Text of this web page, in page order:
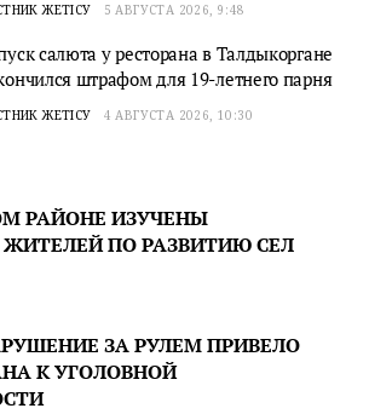
ЖЕТІСУ 5 АВГУСТА 2026, 9:48
салюта у ресторана в Талдыкоргане
штрафом для 19-летнего парня
ЖЕТІСУ 4 АВГУСТА 2026, 10:30
РАЙОНЕ ИЗУЧЕНЫ
ПО РАЗВИТИЮ СЕЛ
ЗА РУЛЕМ ПРИВЕЛО
К УГОЛОВНОЙ